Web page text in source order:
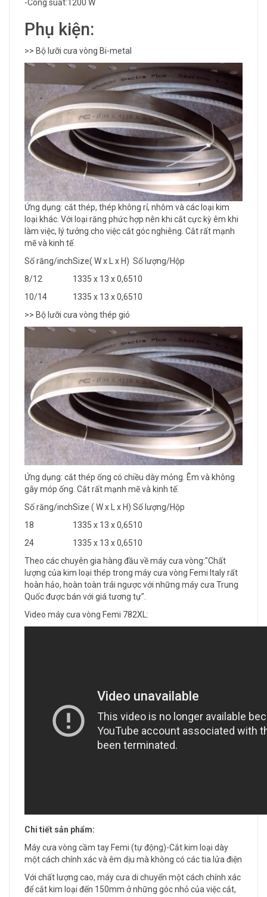
-Công suất:1200 W
Phụ kiện:
>> Bộ lưỡi cưa vòng Bi-metal
Ứng dụng: cắt thép, thép không rỉ, nhôm và các loại kim
loại khác. Với loại răng phức hợp nên khi cắt cực kỳ êm khi
làm việc, lý tưởng cho việc cắt góc nghiêng. Cắt rất mạnh
mẽ và kinh tế.
Số răng/inchSize( W x L x H) Số lượng/Hộp
8/12
1335 x 13 x 0,6510
10/14
1335 x 13 x 0,6510
>> Bộ lưỡi cưa vòng thép gió
Ứng dụng: cắt thép ống có chiều dày mỏng. Êm và không
gây móp ống. Cắt rất mạnh mẽ và kinh tế.
Số răng/inchSize ( W x L x H) Số lượng/Hộp
18
1335 x 13 x 0,6510
24
1335 x 13 x 0,6510
Theo các chuyên gia hàng đầu về máy cưa vòng:"Chất
lượng của kim loại thép trong máy cưa vòng Femi Italy rất
hoàn hảo, hoàn toàn trái ngược với những máy cưa Trung
Quốc được bán với giá tương tự".
Video máy cưa vòng Femi 782XL:
Chi tiết sản phẩm:
Máy cưa vòng cầm tay Femi (tự động)-Cắt kim loại dày
một cách chính xác và êm dịu mà không có các tia lửa điện
Với chất lượng cao, máy cưa di chuyển một cách chính xác
để cắt kim loại đến 150mm ở những góc nhỏ của việc cắt,